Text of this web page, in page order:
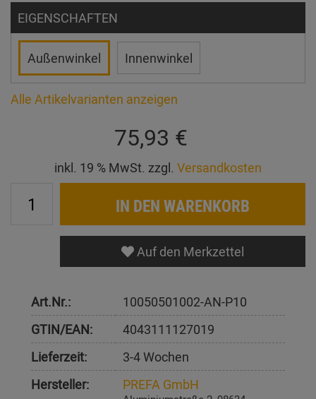
EIGENSCHAFTEN
Außenwinkel Innenwinkel
Alle Artikelvarianten anzeigen
75,93 €
inkl. 19 % MwSt. zzgl. Versandkosten
IN DEN WARENKORB
Auf den Merkzettel
Art.Nr.:
10050501002-AN-P10
GTIN/EAN:
4043111127019
Lieferzeit:
3-4 Wochen
Hersteller:
PREFA GmbH